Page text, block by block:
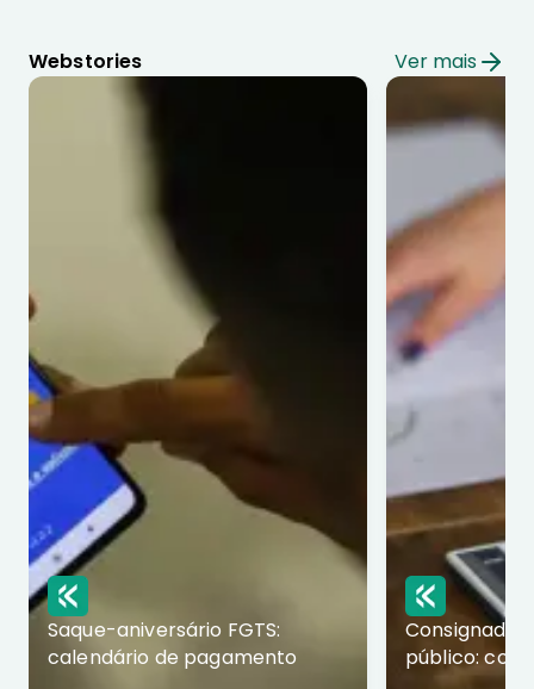
Webstories Ver mais
Saque-aniversário FGTS:
calendário de pagamento
Consignado
público: